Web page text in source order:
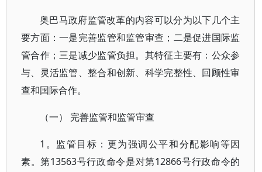
奥巴马政府监管改革的内容可以分为以下几个主
要方面：一是完善监管和监管审查；二是促进国际监
管合作；三是减少监管负担。其特征主要有：公众参
与、灵活监管、整合和创新、科学完整性、回顾性审
查和国际合作。
（一） 完善监管和监管审查
1。监管目标：更为强调公平和分配影响等因
素。第13563号行政命令是对第12866号行政命令的